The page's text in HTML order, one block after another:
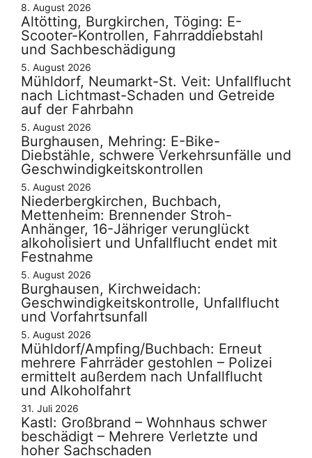
8. August 2026
Altötting, Burgkirchen, Töging: E-
Scooter-Kontrollen, Fahrraddiebstahl
und Sachbeschädigung
5. August 2026
Mühldorf, Neumarkt-St. Veit: Unfallflucht
nach Lichtmast-Schaden und Getreide
auf der Fahrbahn
5. August 2026
Burghausen, Mehring: E-Bike-
Diebstähle, schwere Verkehrsunfälle und
Geschwindigkeitskontrollen
5. August 2026
Niederbergkirchen, Buchbach,
Mettenheim: Brennender Stroh-
Anhänger, 16-Jähriger verunglückt
alkoholisiert und Unfallflucht endet mit
Festnahme
5. August 2026
Burghausen, Kirchweidach:
Geschwindigkeitskontrolle, Unfallflucht
und Vorfahrtsunfall
5. August 2026
Mühldorf/Ampfing/Buchbach: Erneut
mehrere Fahrräder gestohlen – Polizei
ermittelt außerdem nach Unfallflucht
und Alkoholfahrt
31. Juli 2026
Kastl: Großbrand – Wohnhaus schwer
beschädigt – Mehrere Verletzte und
hoher Sachschaden